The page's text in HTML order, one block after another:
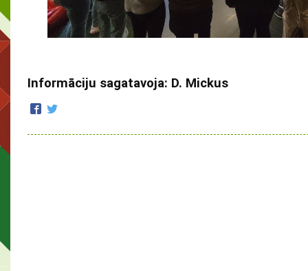
Informāciju sagatavoja: D. Mickus